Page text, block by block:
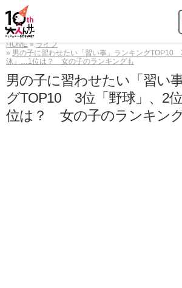
HOME
ライフ
男の子に習わせたい「習い事」ランキングTOP10
泳」…1位は？ 女の子のランキングも
男の子に習わせたい「習い
グTOP10 3位「野球」、2
位は？ 女の子のランキン